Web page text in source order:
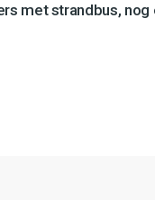
met strandbus,